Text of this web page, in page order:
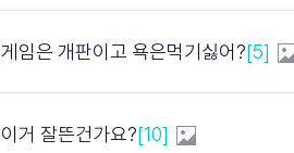
게임은 개판이고 욕은먹기싫어?[5]
이거 잘뜬건가요?[10]